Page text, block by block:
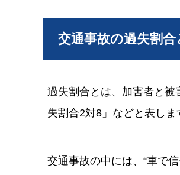
交通事故の過失割合
過失割合とは、加害者と被
失割合2対8」などと表しま
交通事故の中には、“車で